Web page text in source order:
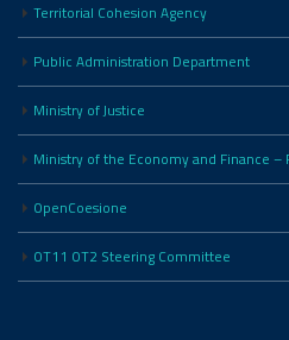
Territorial Cohesion Agency
Public Administration Department
Ministry of Justice
Ministry of the Economy and Finance –
OpenCoesione
OT11 OT2 Steering Committee